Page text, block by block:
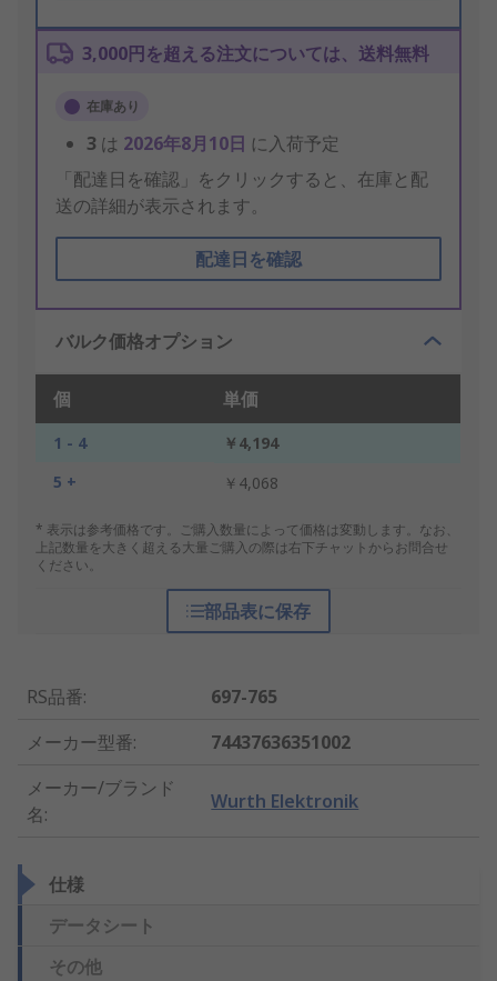
3,000円を超える注文については、送料無料
在庫あり
3 は 2026年8月10日 に入荷予定
「配達日を確認」をクリックすると、在庫と配
送の詳細が表示されます。
配達日を確認
バルク価格オプション
個 単価
1 - 4
￥4,194
5 +
￥4,068
* 表示は参考価格です。ご購入数量によって価格は変動します。なお、
上記数量を大きく超える大量ご購入の際は右下チャットからお問合せ
ください。
部品表に保存
RS品番:
697-765
メーカー型番:
74437636351002
メーカー/ブランド
名:
Wurth Elektronik
仕様
データシート
その他